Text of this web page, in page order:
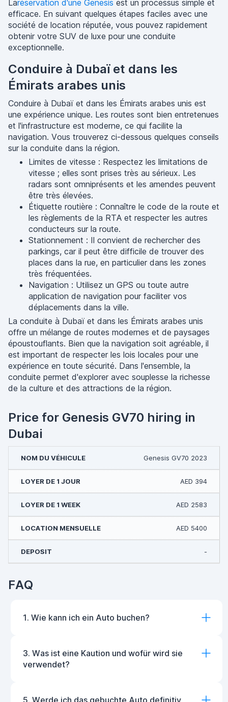
Laréservation d'une Genesis est un processus simple et
efficace. En suivant quelques étapes faciles avec une
société de location réputée, vous pouvez rapidement
obtenir votre SUV de luxe pour une conduite
exceptionnelle.
Conduire à Dubaï et dans les
Émirats arabes unis
Conduire à Dubaï et dans les Émirats arabes unis est
une expérience unique. Les routes sont bien entretenues
et l'infrastructure est moderne, ce qui facilite la
navigation. Vous trouverez ci-dessous quelques conseils
sur la conduite dans la région.
Limites de vitesse : Respectez les limitations de
vitesse ; elles sont prises très au sérieux. Les
radars sont omniprésents et les amendes peuvent
être très élevées.
Étiquette routière : Connaître le code de la route et
les règlements de la RTA et respecter les autres
conducteurs sur la route.
Stationnement : Il convient de rechercher des
parkings, car il peut être difficile de trouver des
places dans la rue, en particulier dans les zones
très fréquentées.
Navigation : Utilisez un GPS ou toute autre
application de navigation pour faciliter vos
déplacements dans la ville.
La conduite à Dubaï et dans les Émirats arabes unis
offre un mélange de routes modernes et de paysages
époustouflants. Bien que la navigation soit agréable, il
est important de respecter les lois locales pour une
expérience en toute sécurité. Dans l'ensemble, la
conduite permet d'explorer avec souplesse la richesse
de la culture et des attractions de la région.
Price for Genesis GV70 hiring in
Dubai
Genesis GV70 2023
AED 394
AED 2583
AED 5400
-
FAQ
1. Wie kann ich ein Auto buchen?
3. Was ist eine Kaution und wofür wird sie
verwendet?
5. Werde ich das gebuchte Auto definitiv